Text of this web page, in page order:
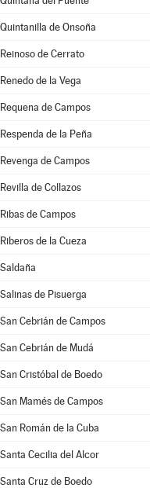
Quintanilla de Onsoña
Reinoso de Cerrato
Renedo de la Vega
Requena de Campos
Respenda de la Peña
Revenga de Campos
Revilla de Collazos
Ribas de Campos
Riberos de la Cueza
Saldaña
Salinas de Pisuerga
San Cebrián de Campos
San Cebrián de Mudá
San Cristóbal de Boedo
San Mamés de Campos
San Román de la Cuba
Santa Cecilia del Alcor
Santa Cruz de Boedo